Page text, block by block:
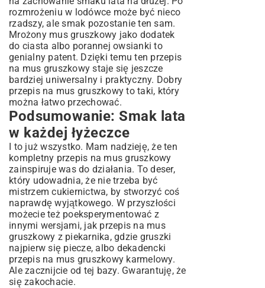
rozmrożeniu w lodówce może być nieco
rzadszy, ale smak pozostanie ten sam.
Mrożony mus gruszkowy jako dodatek
do ciasta albo porannej owsianki to
genialny patent. Dzięki temu ten przepis
na mus gruszkowy staje się jeszcze
bardziej uniwersalny i praktyczny. Dobry
przepis na mus gruszkowy to taki, który
można łatwo przechować.
Podsumowanie: Smak lata
w każdej łyżeczce
I to już wszystko. Mam nadzieję, że ten
kompletny przepis na mus gruszkowy
zainspiruje was do działania. To deser,
który udowadnia, że nie trzeba być
mistrzem cukiernictwa, by stworzyć coś
naprawdę wyjątkowego. W przyszłości
możecie też poeksperymentować z
innymi wersjami, jak przepis na mus
gruszkowy z piekarnika, gdzie gruszki
najpierw się piecze, albo dekadencki
przepis na mus gruszkowy karmelowy.
Ale zacznijcie od tej bazy. Gwarantuję, że
się zakochacie.